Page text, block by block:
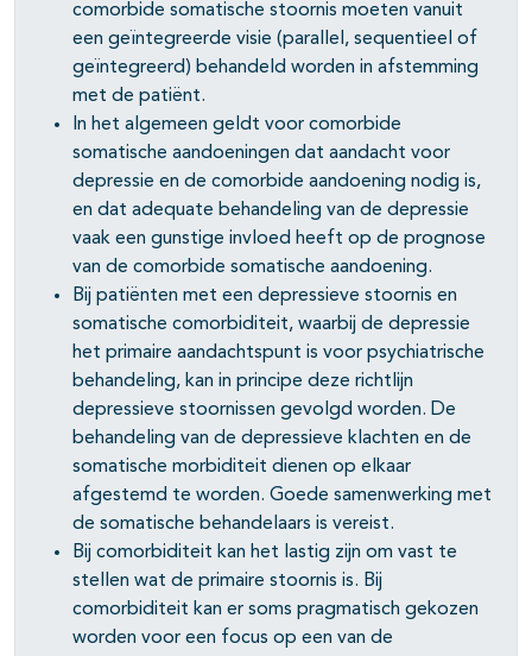
open- en dichtklappen
open- en dichtklappen
open- en dichtklappen
comorbide somatische stoornis moeten vanuit
een geïntegreerde visie (parallel, sequentieel of
geïntegreerd) behandeld worden in afstemming
met de patiënt.
In het algemeen geldt voor comorbide
somatische aandoeningen dat aandacht voor
depressie en de comorbide aandoening nodig is,
en dat adequate behandeling van de depressie
vaak een gunstige invloed heeft op de prognose
van de comorbide somatische aandoening.
Bij patiënten met een depressieve stoornis en
somatische comorbiditeit, waarbij de depressie
het primaire aandachtspunt is voor psychiatrische
behandeling, kan in principe deze richtlijn
depressieve stoornissen gevolgd worden. De
behandeling van de depressieve klachten en de
somatische morbiditeit dienen op elkaar
afgestemd te worden. Goede samenwerking met
de somatische behandelaars is vereist.
Bij comorbiditeit kan het lastig zijn om vast te
stellen wat de primaire stoornis is. Bij
comorbiditeit kan er soms pragmatisch gekozen
worden voor een focus op een van de